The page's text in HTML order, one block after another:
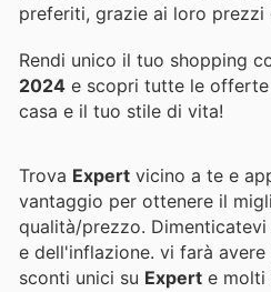
preferiti, grazie ai loro prezzi
Rendi unico il tuo shopping
2024 e scopri tutte le
casa e il tuo stile di vita!
Trova Expert vicino a te e
vantaggio per ottenere il
qualità/prezzo.
e dell'inflazione. vi farà
sconti unici su Expert e molti